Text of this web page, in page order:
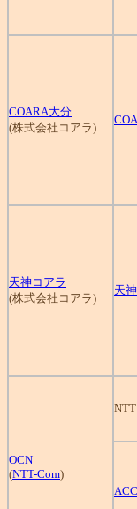
COARA大分
(株式会社コアラ)
天神コアラ
(株式会社コアラ)
天
OCN
(NTT-Com)
NTT